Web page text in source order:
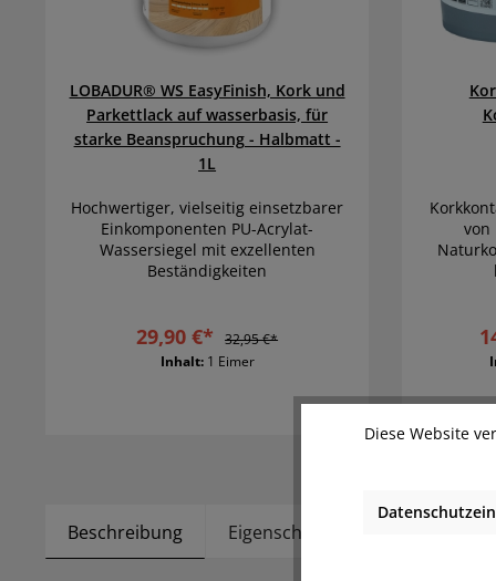
LOBADUR® WS EasyFinish, Kork und
Parkettlack auf wasserbasis, für
starke Beanspruchung - Halbmatt -
1L
Hochwertiger, vielseitig einsetzbarer
Einkomponenten PU-Acrylat-
Wassersiegel mit exzellenten
Beständigkeiten
29,90 €*
32,95 €*
Inhalt: 1 Eimer
von
Beschreibung Eigenschaften
Diese Website